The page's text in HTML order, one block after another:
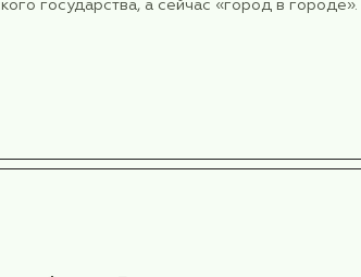
познакомиться с
традиции Сербии.